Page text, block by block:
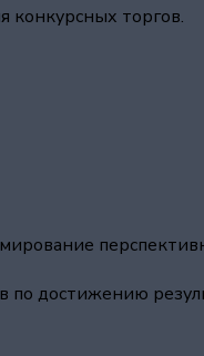
конкурсных торгов.
по достижению